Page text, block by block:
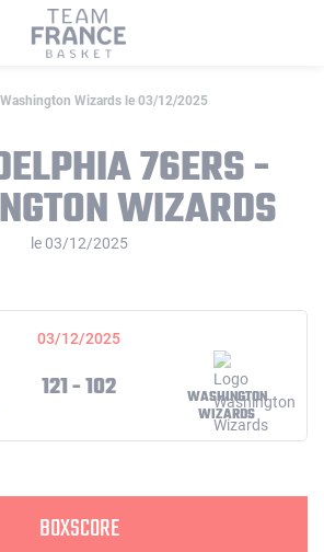
Wizards le 03/12/2025
76ERS -
WIZARDS
le 03/12/2025
03/12/2025
121 - 102
WASHINGTON
WIZARDS
BOXSCORE